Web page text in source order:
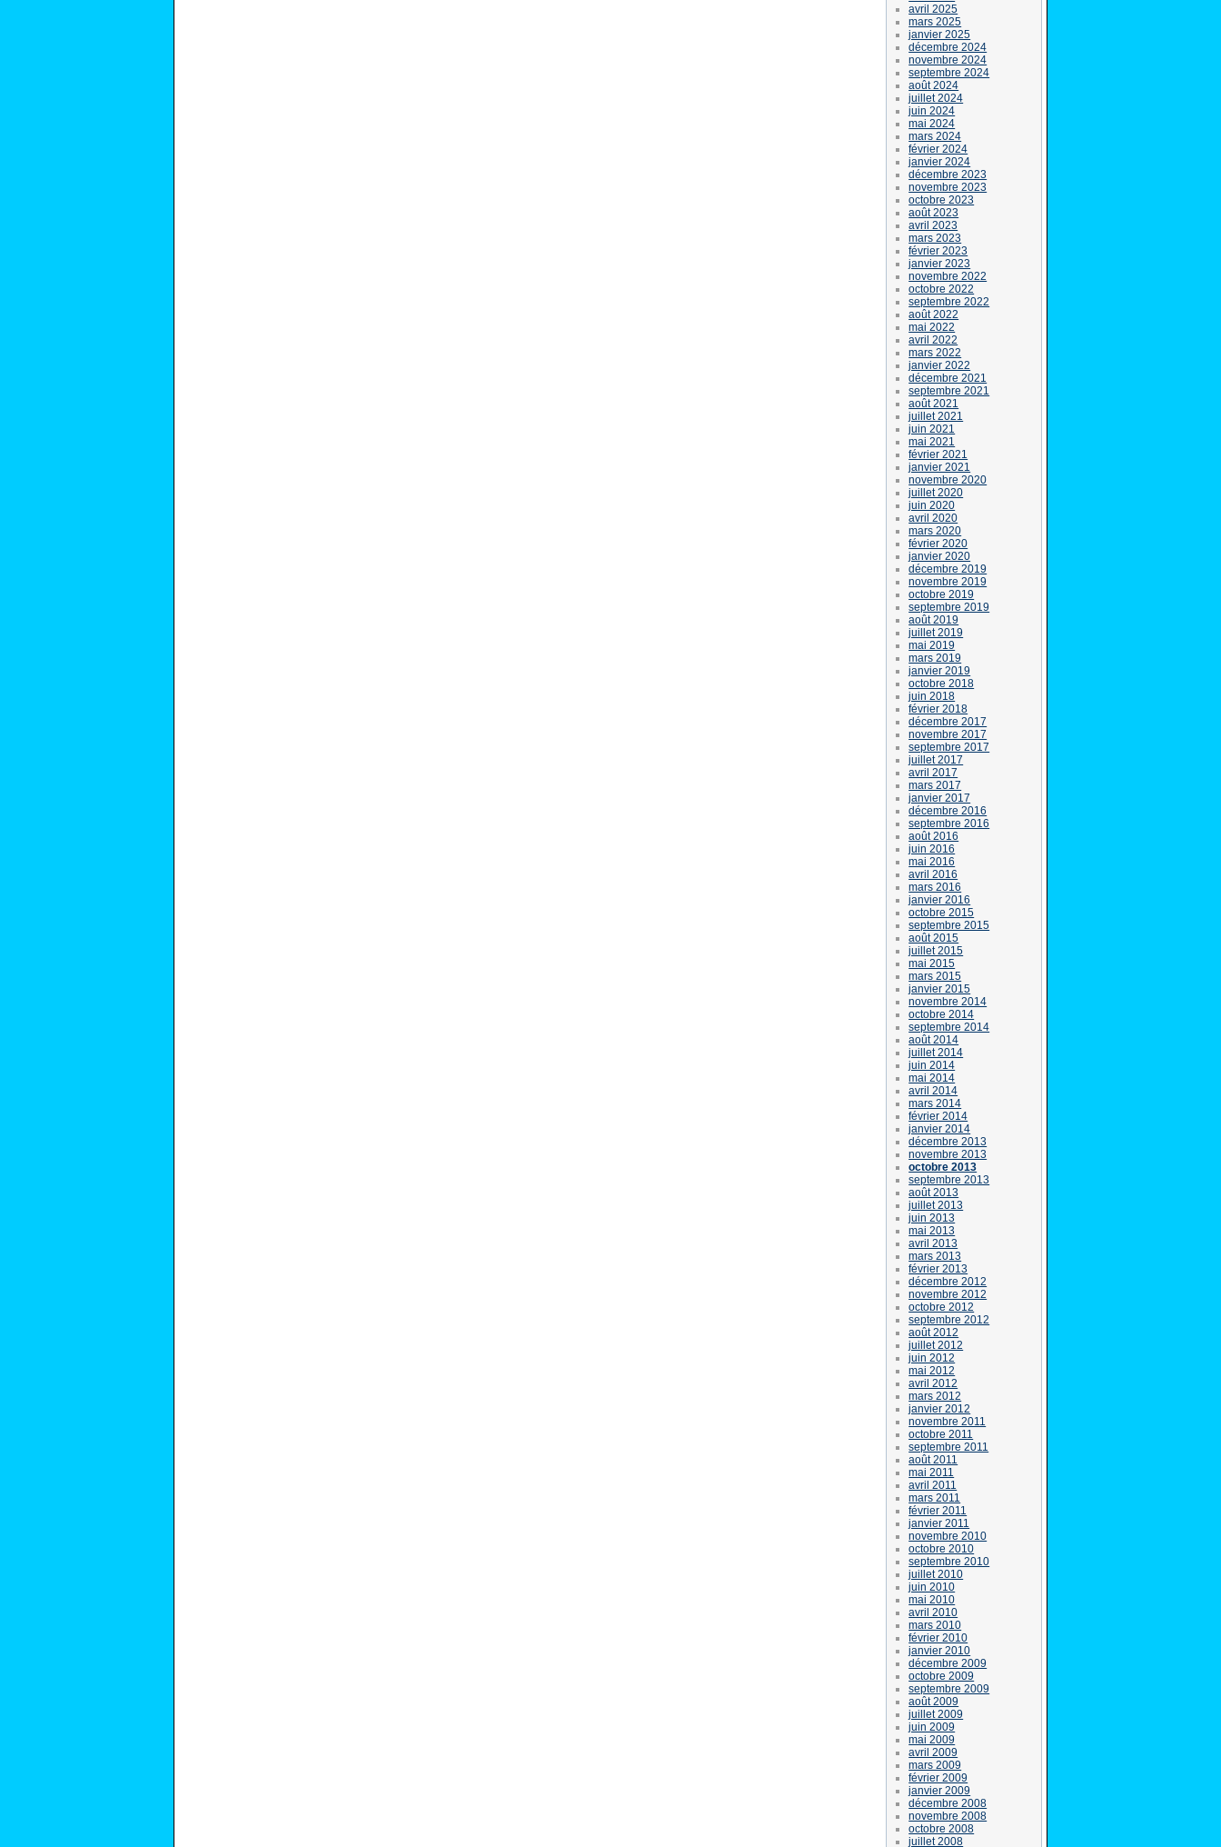
avril 2025
mars 2025
janvier 2025
décembre 2024
novembre 2024
septembre 2024
août 2024
juillet 2024
juin 2024
mai 2024
mars 2024
février 2024
janvier 2024
décembre 2023
novembre 2023
octobre 2023
août 2023
avril 2023
mars 2023
février 2023
janvier 2023
novembre 2022
octobre 2022
septembre 2022
août 2022
mai 2022
avril 2022
mars 2022
janvier 2022
décembre 2021
septembre 2021
août 2021
juillet 2021
juin 2021
mai 2021
février 2021
janvier 2021
novembre 2020
juillet 2020
juin 2020
avril 2020
mars 2020
février 2020
janvier 2020
décembre 2019
novembre 2019
octobre 2019
septembre 2019
août 2019
juillet 2019
mai 2019
mars 2019
janvier 2019
octobre 2018
juin 2018
février 2018
décembre 2017
novembre 2017
septembre 2017
juillet 2017
avril 2017
mars 2017
janvier 2017
décembre 2016
septembre 2016
août 2016
juin 2016
mai 2016
avril 2016
mars 2016
janvier 2016
octobre 2015
septembre 2015
août 2015
juillet 2015
mai 2015
mars 2015
janvier 2015
novembre 2014
octobre 2014
septembre 2014
août 2014
juillet 2014
juin 2014
mai 2014
avril 2014
mars 2014
février 2014
janvier 2014
décembre 2013
novembre 2013
octobre 2013
septembre 2013
août 2013
juillet 2013
juin 2013
mai 2013
avril 2013
mars 2013
février 2013
décembre 2012
novembre 2012
octobre 2012
septembre 2012
août 2012
juillet 2012
juin 2012
mai 2012
avril 2012
mars 2012
janvier 2012
novembre 2011
octobre 2011
septembre 2011
août 2011
mai 2011
avril 2011
mars 2011
février 2011
janvier 2011
novembre 2010
octobre 2010
septembre 2010
juillet 2010
juin 2010
mai 2010
avril 2010
mars 2010
février 2010
janvier 2010
décembre 2009
octobre 2009
septembre 2009
août 2009
juillet 2009
juin 2009
mai 2009
avril 2009
mars 2009
février 2009
janvier 2009
décembre 2008
novembre 2008
octobre 2008
juillet 2008